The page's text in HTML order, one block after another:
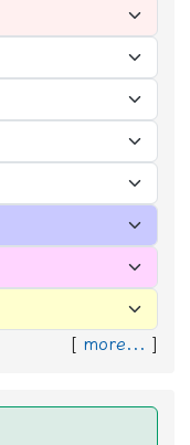
[ more... ]